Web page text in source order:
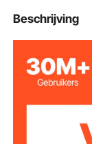
Artikelmodelnum
mer
Artikelcapaciteit
Beschrijving